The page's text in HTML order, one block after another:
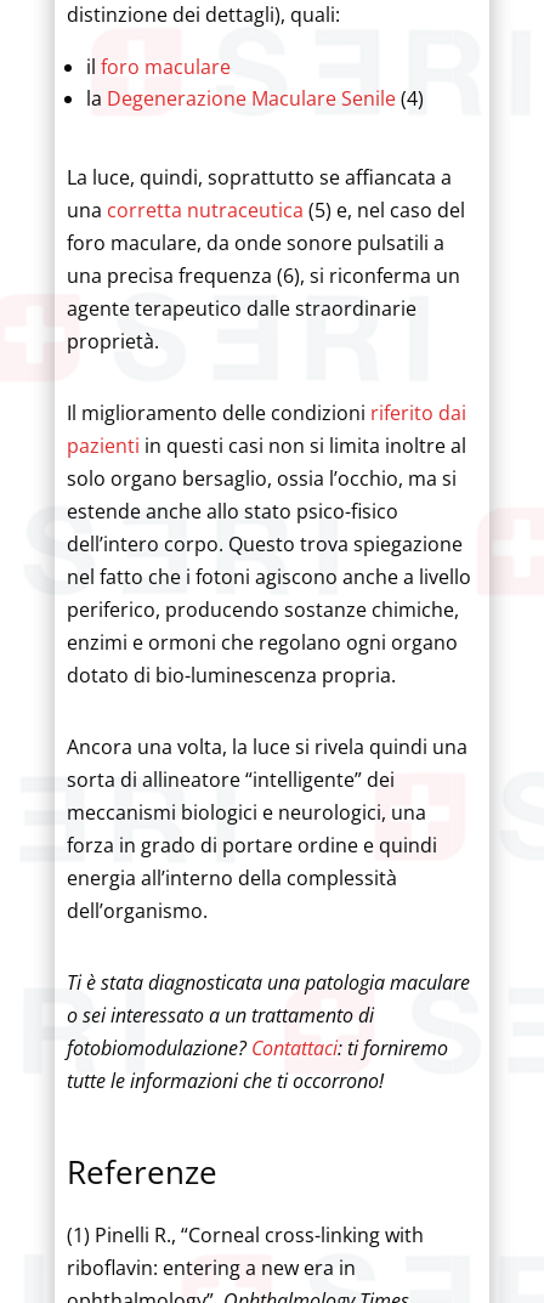
distinzione dei dettagli), quali:
il foro maculare
la Degenerazione Maculare Senile(4)
La luce, quindi, soprattutto se affiancata a
una corretta nutraceutica (5) e, nel caso del
foro maculare, da onde sonore pulsatili a
una precisa frequenza (6), si riconferma un
agente terapeutico dalle straordinarie
proprietà.
Il miglioramento delle condizioni riferito dai
pazienti in questi casi non si limita inoltre al
solo organo bersaglio, ossia l’occhio, ma si
estende anche allo stato psico-fisico
dell’intero corpo. Questo trova spiegazione
nel fatto che i fotoni agiscono anche a livello
periferico, producendo sostanze chimiche,
enzimi e ormoni che regolano ogni organo
dotato di bio-luminescenza propria.
Ancora una volta, la luce si rivela quindi una
sorta di allineatore “intelligente” dei
meccanismi biologici e neurologici, una
forza in grado di portare ordine e quindi
energia all’interno della complessità
dell’organismo.
Ti è stata diagnosticata una patologia maculare
o sei interessato a un trattamento di
fotobiomodulazione?Contattaci: ti forniremo
tutte le informazioni che ti occorrono!
Referenze
(1) Pinelli R., “Corneal cross-linking with
riboflavin: entering a new era in